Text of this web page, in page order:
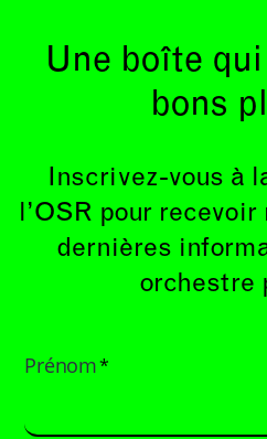
Une boîte
bons
Inscrivez-vous à
l’OSR pour
dernières
orchestre
Prénom*